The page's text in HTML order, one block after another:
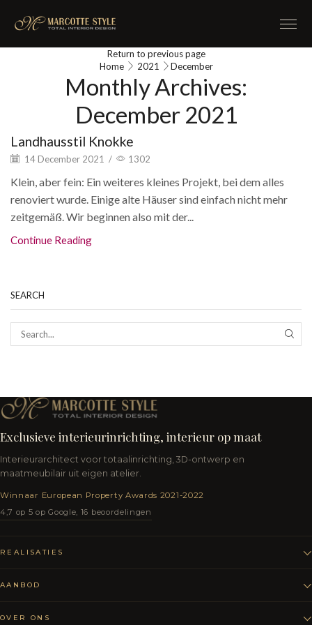
Return to previous page
Home
2021 December
Monthly Archives:
December 2021
Landhausstil Knokke
14 December 2021 / 1302
Klein, aber fein: Ein weiteres kleines Projekt, bei dem alles
renoviert wurde. Einige alte Häuser sind einfach nicht mehr
zeitgemäß. Wir beginnen also mit der...
Continue Reading
SEARCH
Exclusieve interieurinrichting, interieur op maat
Interieurarchitect voor totaalinrichting, 3D-ontwerp en
maatmeubilair uit eigen atelier.
Winnaar European Property Awards 2021-2022
4,7 op 5 op Google, 16 beoordelingen
REALISATIES
AANBOD
OVER ONS